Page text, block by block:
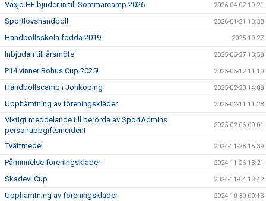
Växjö HF bjuder in till Sommarcamp 2026 2026-04-02 10:21
Sportlovshandboll 2026-01-21 13:30
Handbollsskola födda 2019 2025-10-27
Inbjudan till årsmöte 2025-05-27 13:58
P14 vinner Bohus Cup 2025! 2025-05-12 11:10
Handbollscamp i Jönköping 2025-02-20 14:08
Upphämtning av föreningskläder 2025-02-11 11:28
Viktigt meddelande till berörda av SportAdmins
personuppgiftsincident
2025-02-06 09:01
Tvättmedel 2024-11-28 15:39
Påminnelse föreningskläder 2024-11-26 13:21
Skadevi Cup 2024-11-04 10:42
Upphämtning av föreningskläder 2024-10-30 09:13